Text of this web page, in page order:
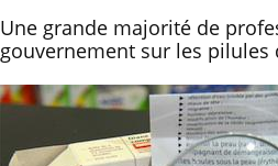
Une grande majorité de
gouvernement sur les